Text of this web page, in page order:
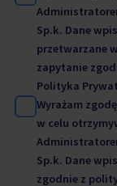
Sp.k. Dane
przetwarzane
zapytanie
Polityka
Wyrażam
w celu
Sp.k. Dane
zgodnie z